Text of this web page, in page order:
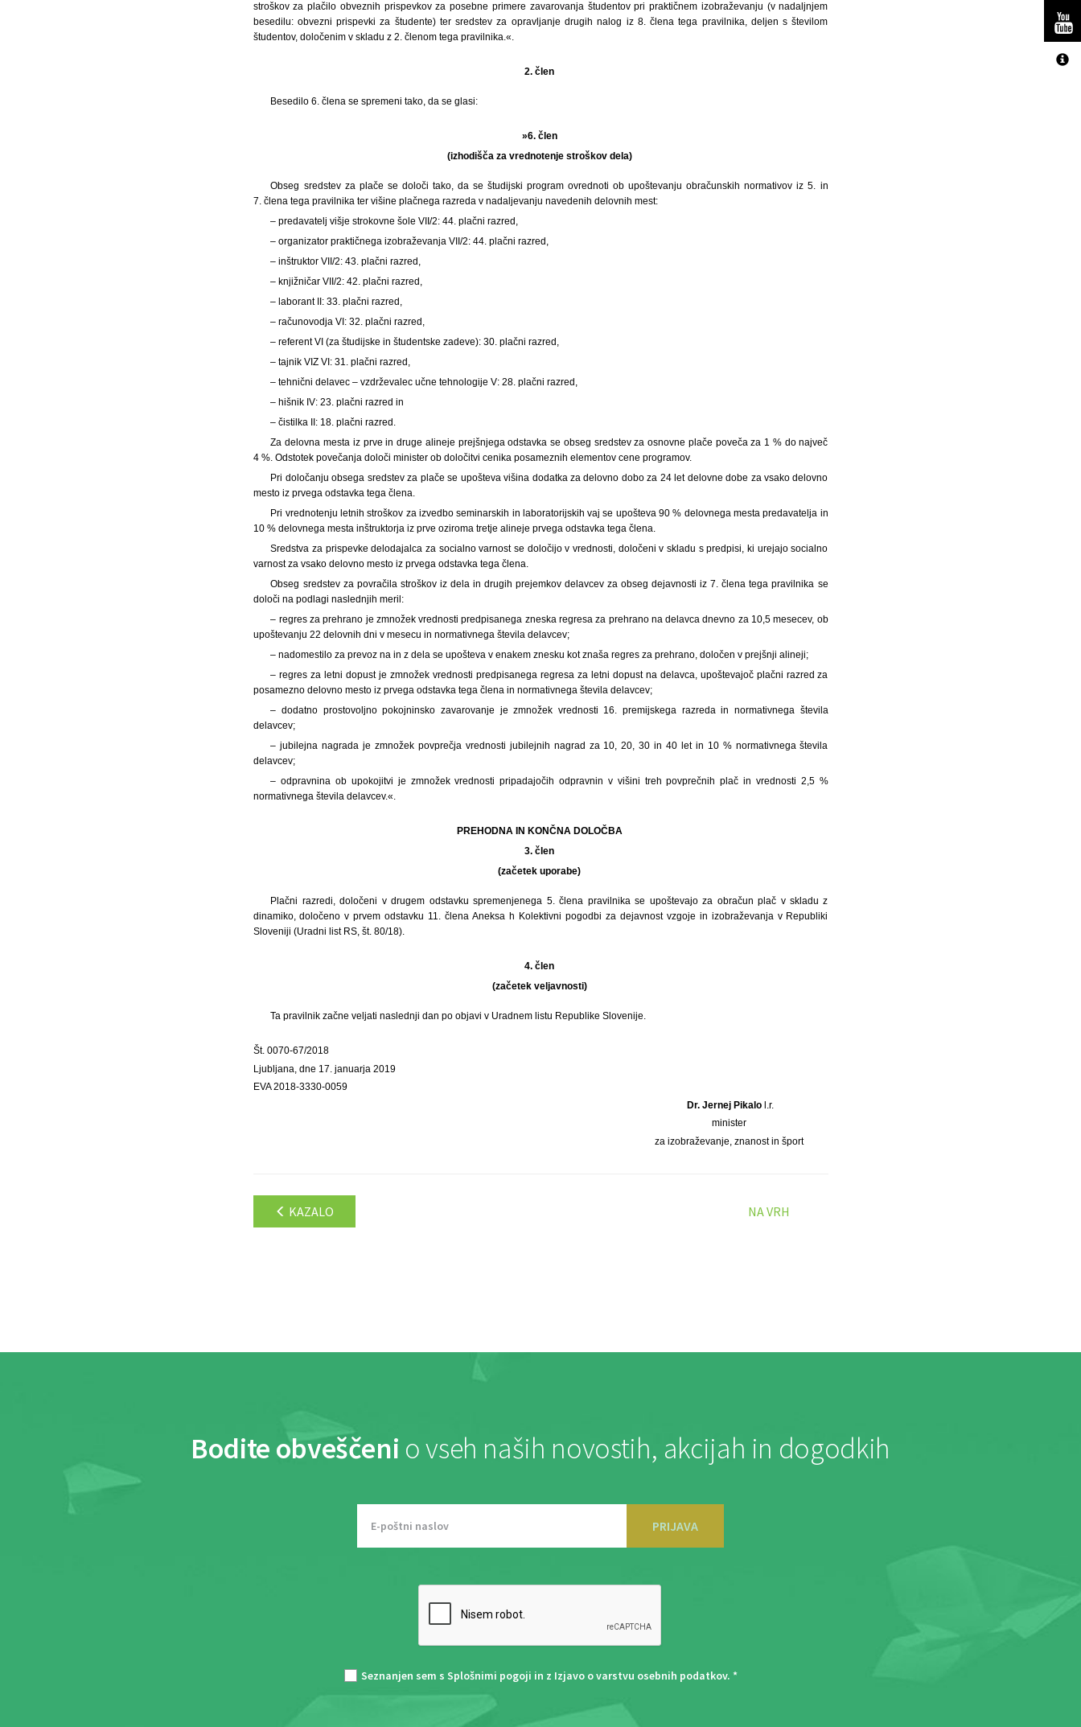
stroškov za plačilo obveznih prispevkov za posebne primere zavarovanja študentov pri praktičnem izobraževanju (v nadaljnjem
besedilu: obvezni prispevki za študente) ter sredstev za opravljanje drugih nalog iz 8. člena tega pravilnika, deljen s številom
študentov, določenim v skladu z 2. členom tega pravilnika.«.
2. člen
Besedilo 6. člena se spremeni tako, da se glasi:
»6. člen
(izhodišča za vrednotenje stroškov dela)
Obseg sredstev za plače se določi tako, da se študijski program ovrednoti ob upoštevanju obračunskih normativov iz 5. in
7. člena tega pravilnika ter višine plačnega razreda v nadaljevanju navedenih delovnih mest:
– predavatelj višje strokovne šole VII/2: 44. plačni razred,
– organizator praktičnega izobraževanja VII/2: 44. plačni razred,
– inštruktor VII/2: 43. plačni razred,
– knjižničar VII/2: 42. plačni razred,
– laborant II: 33. plačni razred,
– računovodja VI: 32. plačni razred,
– referent VI (za študijske in študentske zadeve): 30. plačni razred,
– tajnik VIZ VI: 31. plačni razred,
– tehnični delavec – vzdrževalec učne tehnologije V: 28. plačni razred,
– hišnik IV: 23. plačni razred in
– čistilka II: 18. plačni razred.
Za delovna mesta iz prve in druge alineje prejšnjega odstavka se obseg sredstev za osnovne plače poveča za 1 % do največ
4 %. Odstotek povečanja določi minister ob določitvi cenika posameznih elementov cene programov.
Pri določanju obsega sredstev za plače se upošteva višina dodatka za delovno dobo za 24 let delovne dobe za vsako delovno
mesto iz prvega odstavka tega člena.
Pri vrednotenju letnih stroškov za izvedbo seminarskih in laboratorijskih vaj se upošteva 90 % delovnega mesta predavatelja in
10 % delovnega mesta inštruktorja iz prve oziroma tretje alineje prvega odstavka tega člena.
Sredstva za prispevke delodajalca za socialno varnost se določijo v vrednosti, določeni v skladu s predpisi, ki urejajo socialno
varnost za vsako delovno mesto iz prvega odstavka tega člena.
Obseg sredstev za povračila stroškov iz dela in drugih prejemkov delavcev za obseg dejavnosti iz 7. člena tega pravilnika se
določi na podlagi naslednjih meril:
– regres za prehrano je zmnožek vrednosti predpisanega zneska regresa za prehrano na delavca dnevno za 10,5 mesecev, ob
upoštevanju 22 delovnih dni v mesecu in normativnega števila delavcev;
– nadomestilo za prevoz na in z dela se upošteva v enakem znesku kot znaša regres za prehrano, določen v prejšnji alineji;
– regres za letni dopust je zmnožek vrednosti predpisanega regresa za letni dopust na delavca, upoštevajoč plačni razred za
posamezno delovno mesto iz prvega odstavka tega člena in normativnega števila delavcev;
– dodatno prostovoljno pokojninsko zavarovanje je zmnožek vrednosti 16. premijskega razreda in normativnega števila
delavcev;
– jubilejna nagrada je zmnožek povprečja vrednosti jubilejnih nagrad za 10, 20, 30 in 40 let in 10 % normativnega števila
delavcev;
– odpravnina ob upokojitvi je zmnožek vrednosti pripadajočih odpravnin v višini treh povprečnih plač in vrednosti 2,5 %
normativnega števila delavcev.«.
PREHODNA IN KONČNA DOLOČBA
3. člen
(začetek uporabe)
Plačni razredi, določeni v drugem odstavku spremenjenega 5. člena pravilnika se upoštevajo za obračun plač v skladu z
dinamiko, določeno v prvem odstavku 11. člena Aneksa h Kolektivni pogodbi za dejavnost vzgoje in izobraževanja v Republiki
Sloveniji (Uradni list RS, št. 80/18).
4. člen
(začetek veljavnosti)
Ta pravilnik začne veljati naslednji dan po objavi v Uradnem listu Republike Slovenije.
Št. 0070-67/2018
Ljubljana, dne 17. januarja 2019
EVA 2018-3330-0059
Dr. Jernej Pikalol.r.
minister
za izobraževanje, znanost in šport
KAZALO NA VRH
Bodite obveščeni o vseh naših novostih, akcijah in dogodkih
PRIJAVA
Seznanjen sem s Splošnimi pogoji in z Izjavo o varstvu osebnih podatkov. *